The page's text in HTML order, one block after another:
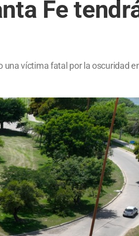
Fe
una víctima fatal por la oscuridad